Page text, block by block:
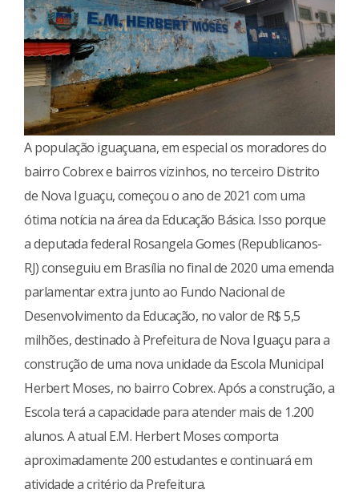
A população iguaçuana, em especial os moradores do
bairro Cobrex e bairros vizinhos, no terceiro Distrito
de Nova Iguaçu, começou o ano de 2021 com uma
ótima notícia na área da Educação Básica. Isso porque
a deputada federal Rosangela Gomes (Republicanos-
RJ) conseguiu em Brasília no final de 2020 uma emenda
parlamentar extra junto ao Fundo Nacional de
Desenvolvimento da Educação, no valor de R$ 5,5
milhões, destinado à Prefeitura de Nova Iguaçu para a
construção de uma nova unidade da Escola Municipal
Herbert Moses, no bairro Cobrex. Após a construção, a
Escola terá a capacidade para atender mais de 1.200
alunos. A atual E.M. Herbert Moses comporta
aproximadamente 200 estudantes e continuará em
atividade a critério da Prefeitura.